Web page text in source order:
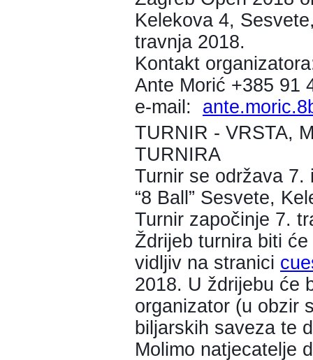
Kelekova 4,
travnja 2018.
Kontakt
Ante Morić +385 91
e-mail:
TURNIR - VRSTA,
TURNIRA
Turnir se održava 7.
“8 Ball” Sesvete,
Turnir započinje 7.
Ždrijeb turnira biti
vidljiv na stranici
2018. U ždrijebu će
organizator (u obzir
biljarskih saveza te
Molimo natjecatelje